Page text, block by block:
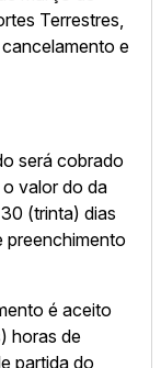
Terrestres,
e
será cobrado
valor do da
(trinta) dias
preenchimento
é aceito
horas de
partida do